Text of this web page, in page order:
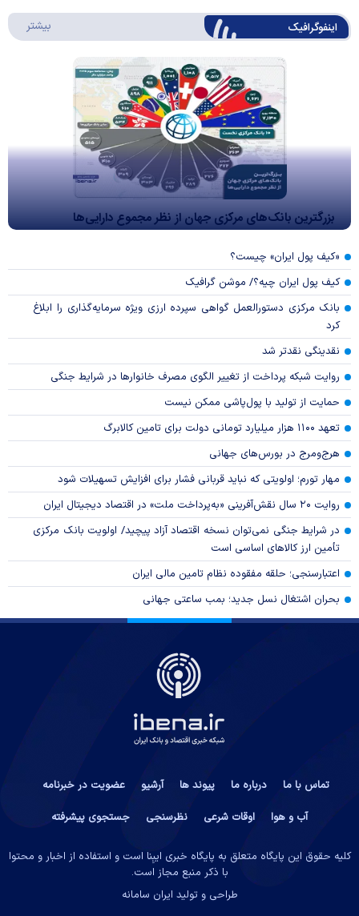
اینفوگرافیک بیشتر
بزرگترین بانک‌های مرکزی جهان از نظر مجموع دارایی‌ها
«کیف پول ایران» چیست؟
کیف پول ایران چیه؟/ موشن گرافیک
بانک مرکزی دستورالعمل گواهی سپرده ارزی ویژه سرمایه‌گذاری را ابلاغ
کرد
نقدینگی نقدتر شد
روایت شبکه پرداخت از تغییر الگوی مصرف خانوار‌ها در شرایط جنگی
حمایت از تولید با پول‌پاشی ممکن نیست
تعهد ۱۱۰۰ هزار میلیارد تومانی دولت برای تامین کالابرگ
هرج‌ومرج در بورس‌های جهانی
مهار تورم؛ اولویتی که نباید قربانی فشار برای افزایش تسهیلات شود
روایت ۲۰ سال نقش‌آفرینی «به‌پرداخت ملت» در اقتصاد دیجیتال ایران
در شرایط جنگی نمی‌توان نسخه اقتصاد آزاد پیچید/ اولویت بانک مرکزی
تأمین ارز کالا‌های اساسی است
اعتبارسنجی؛ حلقه مفقوده نظام تامین مالی ایران
بحران اشتغال نسل جدید؛ بمب ساعتی جهانی
تماس با ما درباره ما پیوند ها آرشیو
عضویت در خبرنامه
آب و هوا
اوقات شرعی نظرسنجی جستجوی پیشرفته
کلیه حقوق این پایگاه متعلق به پایگاه خبری ایبِنا است و استفاده از اخبار و محتوا
با ذکر منبع مجاز است.
طراحی و تولید ایران سامانه